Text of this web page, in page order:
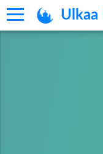
Ulkaa